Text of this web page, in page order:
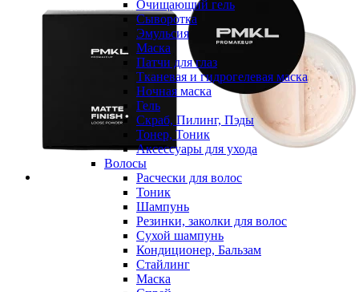
Очищающий гель
Сыворотка
Эмульсия
Маска
Патчи для глаз
Тканевая и гидрогелевая маска
Ночная маска
Гель
Скраб, Пилинг, Пэды
Тонер, Тоник
Аксессуары для ухода
Волосы
Расчески для волос
Тоник
Шампунь
Резинки, заколки для волос
Сухой шампунь
Кондиционер, Бальзам
Стайлинг
Маска